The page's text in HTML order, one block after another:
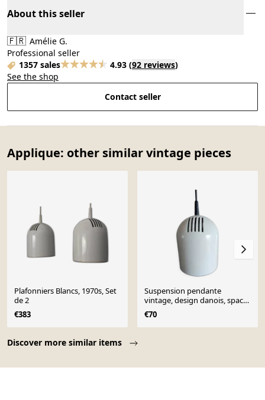
About this seller
🇫🇷 Amélie G.
Professional seller
1357 sales
4.93 (92 reviews)
See the shop
Contact seller
Applique: other similar vintage pieces
Discover more similar items
Plafonniers Blancs, 1970s, Set
de 2
€383
Suspension pendante
vintage, design danois, space
age - Années 1970
€70